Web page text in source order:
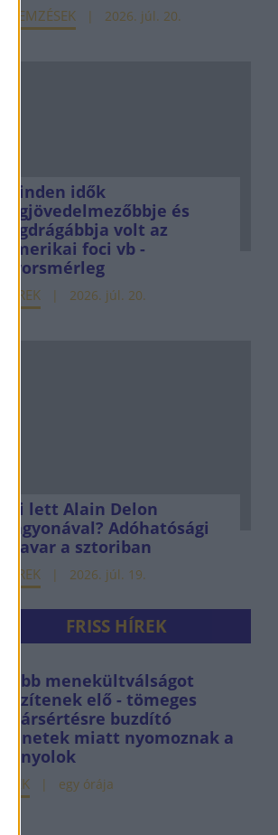
ELEMZÉSEK 2026. júl. 20.
Minden idők
legjövedelmezőbbje és
legdrágábbja volt az
amerikai foci vb -
gyorsmérleg
HÍREK 2026. júl. 20.
Mi lett Alain Delon
vagyonával? Adóhatósági
csavar a sztoriban
HÍREK 2026. júl. 19.
FRISS HÍREK
Újabb menekültválságot
készítenek elő - tömeges
határsértésre buzdító
üzenetek miatt nyomoznak a
spanyolok
HÍREK egy órája